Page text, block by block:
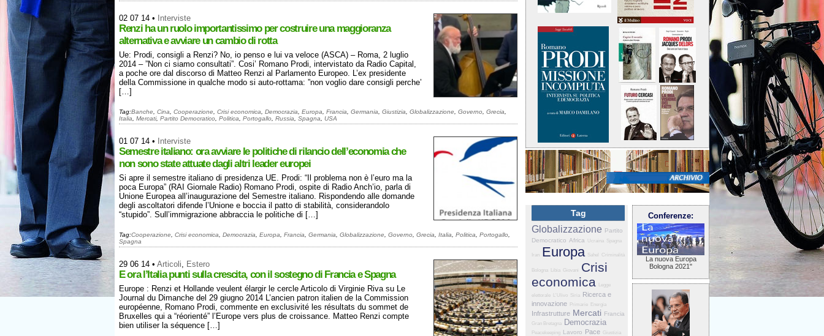
02 07 14 • Interviste
Renzi ha un ruolo importantissimo per costruire una maggioranza
alternativa e avviare un cambio di rotta
Ue: Prodi, consigli a Renzi? No, io penso e lui va veloce (ASCA) – Roma, 2 luglio
2014 – ”Non ci siamo consultati”. Cosi’ Romano Prodi, intervistato da Radio Capital,
a poche ore dal discorso di Matteo Renzi al Parlamento Europeo. L’ex presidente
della Commissione in qualche modo si auto-rottama: ”non voglio dare consigli perche’
[…]
Tag:Banche Cina Cooperazione Crisi economica Democrazia Europa Francia Germania Giustizia Globalizzazione Governo Grecia
Italia
Mercati, Partito Democratico Politica Portogallo Russia Spagna USA
01 07 14 • Interviste
Semestre italiano: ora avviare le politiche di rilancio dell’economia che
non sono state attuate dagli altri leader europei
Si apre il semestre italiano di presidenza UE. Prodi: “Il problema non è l’euro ma la
poca Europa” (RAI Giornale Radio) Romano Prodi, ospite di Radio Anch’io, parla di
Unione Europea all’inaugurazione del Semestre italiano. Rispondendo alle domande
degli ascoltatori difende l’Unione e boccia il patto di stabilità, considerandolo
“stupido”. Sull’immigrazione abbraccia le politiche di […]
Tag:Cooperazione Crisi economica Democrazia Europa Francia Germania Globalizzazione Governo Grecia Italia Politica Portogallo
Spagna
29 06 14 • Articoli, Estero
E ora l’Italia punti sulla crescita, con il sostegno di Francia e Spagna
Europe : Renzi et Hollande veulent élargir le cercle Articolo di Virginie Riva su Le
Journal du Dimanche del 29 giugno 2014 L’ancien patron italien de la Commission
européenne, Romano Prodi, commente en exclusivité les résultats du sommet de
Bruxelles qui a “réorienté” l’Europe vers plus de croissance. Matteo Renzi compte
bien utiliser la séquence […]
Tag
Globalizzazione Partito
Democratico Africa Ucraina Spagna
Iran Europa Sahel Criminalità
Bologna Libia Giovani
Crisi
economica
Legge
elettorale
L'Ulivo Siria Ricerca e
innovazione
Primarie Energia
Infrastrutture Mercati Francia
Gran Bretagna Democrazia
Peacekeeping Lavoro Pace
Giustizia
Conferenze:
La nuova Europa
Bologna 2021"